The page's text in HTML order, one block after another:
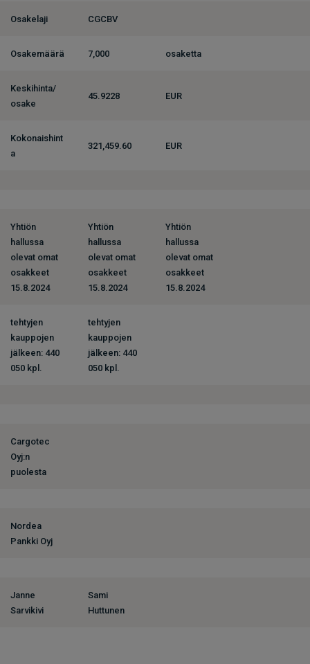
Osakelaji CGCBV
Osakemäärä 7,000 osaketta
Keskihinta/
osake
45.9228 EUR
Kokonaishint
a
321,459.60 EUR
Yhtiön
hallussa
olevat omat
osakkeet
15.8.2024
Yhtiön
hallussa
olevat omat
osakkeet
15.8.2024
Yhtiön
hallussa
olevat omat
osakkeet
15.8.2024
tehtyjen
kauppojen
jälkeen: 440
050 kpl.
tehtyjen
kauppojen
jälkeen: 440
050 kpl.
Cargotec
Oyj:n
puolesta
Nordea
Pankki Oyj
Janne
Sarvikivi
Sami
Huttunen